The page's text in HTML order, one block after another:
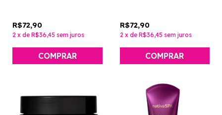
R$72,90
2 x de R$36,45 sem juros
R$72,90
2 x de R$36,45 sem juros